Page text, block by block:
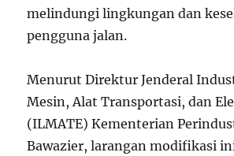
melindungi lingkungan dan
pengguna jalan.
Menurut Direktur Jenderal
Mesin, Alat Transportasi, dan
(ILMATE) Kementerian
Bawazier, larangan modifikasi